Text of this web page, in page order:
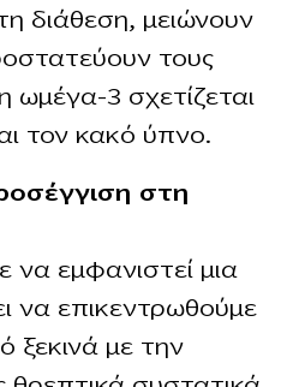
διάθεση, μειώνουν
τους
ωμέγα-3 σχετίζεται
τον κακό ύπνο.
στη
να εμφανιστεί μια
να επικεντρωθούμε
ξεκινά με την